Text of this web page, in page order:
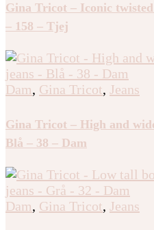
Gina Tricot – Iconic
– 158 – Tjej
Dam, Gina Tricot, Jeans
Gina Tricot – High and
Blå – 38 – Dam
Dam, Gina Tricot, Jeans